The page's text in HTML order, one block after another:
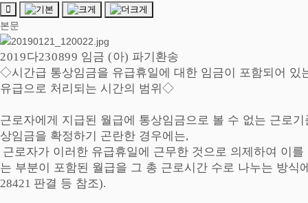
본문
2019다230899 임금(아) 파기환송
◇시간급 통상임금을 유급휴일에 대한 임금이 포함되어
유급으로 처리되는 시간의 범위◇
근로자에게 지급된 월급에 통상임금으로 볼 수 없는 근로기
상임금을 확정하기 곤란한 경우에는,
근로자가 이러한 유급휴일에 근무한 것으로 의제하여 이
는 부분이 포함된 월급을 그 총 근로시간 수로 나누는 방
28421 판결 등 참조).